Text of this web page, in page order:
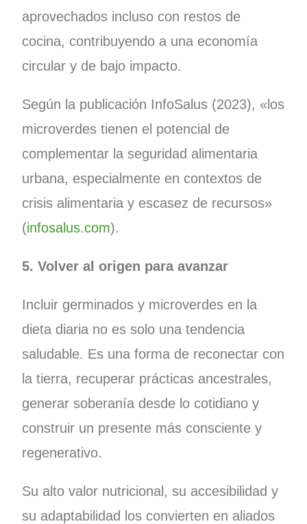
aprovechados incluso con restos de
cocina, contribuyendo a una economía
circular y de bajo impacto.
Según la publicación InfoSalus (2023), «los
microverdes tienen el potencial de
complementar la seguridad alimentaria
urbana, especialmente en contextos de
crisis alimentaria y escasez de recursos»
(infosalus.com).
5. Volver al origen para avanzar
Incluir germinados y microverdes en la
dieta diaria no es solo una tendencia
saludable. Es una forma de reconectar con
la tierra, recuperar prácticas ancestrales,
generar soberanía desde lo cotidiano y
construir un presente más consciente y
regenerativo.
Su alto valor nutricional, su accesibilidad y
su adaptabilidad los convierten en aliados